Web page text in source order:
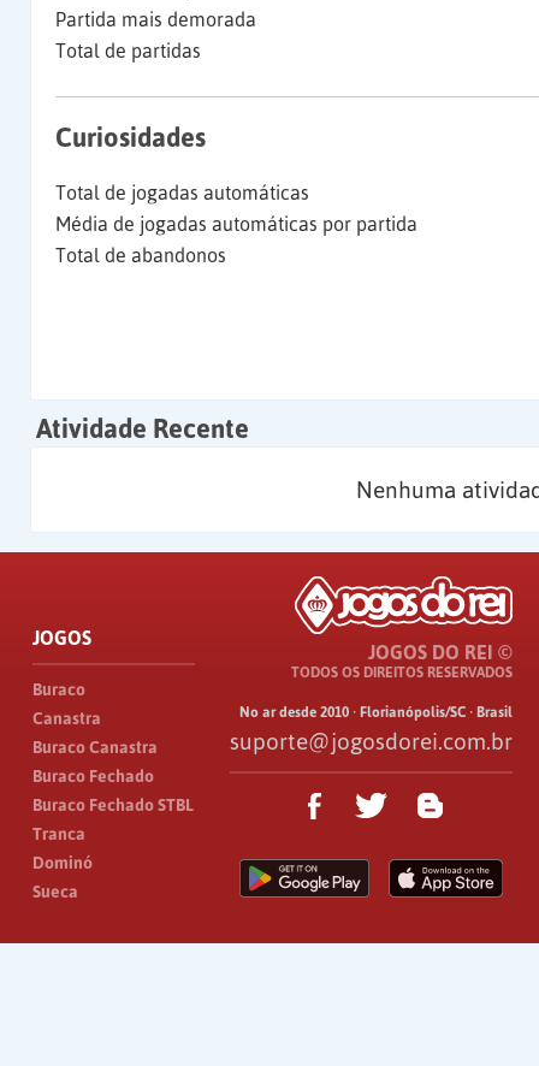
Partida mais demorada
Total de partidas
Curiosidades
Total de jogadas automáticas
Média de jogadas automáticas por partida
Total de abandonos
Atividade Recente
Nenhuma
JOGOS
Buraco
Canastra
Buraco Canastra
Buraco Fechado
Buraco Fechado STBL
Tranca
Dominó
Sueca
JOGOS DO REI ©
TODOS OS DIREITOS RESERVADOS
No ar desde 2010 · Florianópolis/SC · Brasil
suporte@jogosdorei.com.br